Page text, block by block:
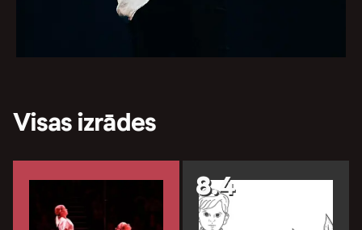
Visas izrādes
8.4